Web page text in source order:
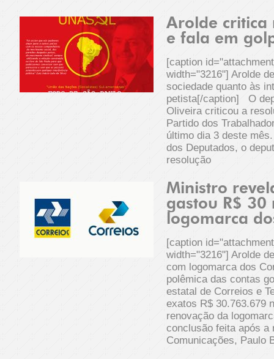
Arolde critica
e fala em
[caption
width="3216"] Arolde
sociedade quanto às
petista[/caption] O
Oliveira criticou a
Partido dos
último dia 3 deste
dos Deputados, o
resolução
Ministro
gastou R$ 30
logomarca
[caption
width="3216"] Arolde
com logomarca dos
polêmica das contas
estatal de Correios e
exatos R$ 30.763.679
renovação da
conclusão feita após a
Comunicações, Paulo